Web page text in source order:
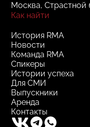
Москва, Страстной
Как найти
История RMA
Новости
Команда RMA
Спикеры
Истории успеха
Для СМИ
Выпускники
Аренда
Контакты